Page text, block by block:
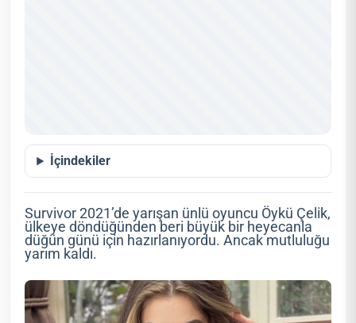
İçindekiler
Survivor 2021’de yarışan ünlü oyuncu Öykü Çelik,
ülkeye döndüğünden beri büyük bir heyecanla
düğün günü için hazırlanıyordu. Ancak mutluluğu
yarım kaldı.